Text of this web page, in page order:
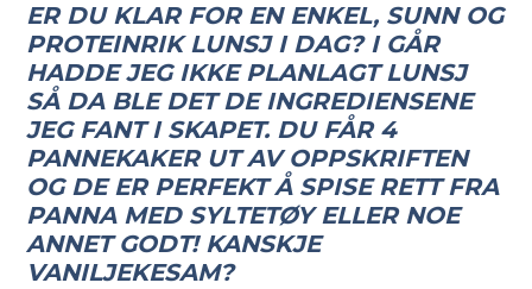
ER DU KLAR FOR EN ENKEL, SUNN OG
PROTEINRIK LUNSJ I DAG? I GÅR
HADDE JEG IKKE PLANLAGT LUNSJ
SÅ DA BLE DET DE INGREDIENSENE
JEG FANT I SKAPET. DU FÅR 4
PANNEKAKER UT AV OPPSKRIFTEN
OG DE ER PERFEKT Å SPISE RETT FRA
PANNA MED SYLTETØY ELLER NOE
ANNET GODT! KANSKJE
VANILJEKESAM?